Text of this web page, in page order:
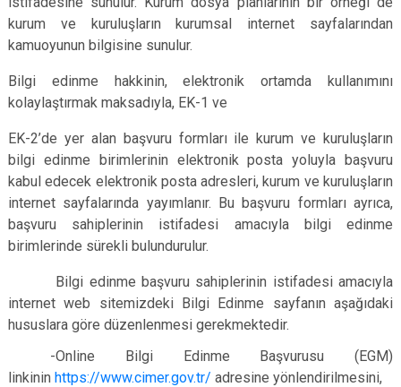
kurum ve kuruluşların kurumsal internet sayfalarından
kamuoyunun bilgisine sunulur.
Bilgi edinme hakkinin, elektronik ortamda kullanımını
kolaylaştırmak maksadıyla, EK-1 ve
EK-2’de yer alan başvuru formları ile kurum ve kuruluşların
bilgi edinme birimlerinin elektronik posta yoluyla başvuru
kabul edecek elektronik posta adresleri, kurum ve kuruluşların
internet sayfalarında yayımlanır. Bu başvuru formları ayrıca,
başvuru sahiplerinin istifadesi amacıyla bilgi edinme
birimlerinde sürekli bulundurulur.
Bilgi edinme başvuru sahiplerinin istifadesi amacıyla
internet web sitemizdeki Bilgi Edinme sayfanın aşağıdaki
hususlara göre düzenlenmesi gerekmektedir.
-Online Bilgi Edinme Başvurusu (EGM)
linkinin https://www.cimer.gov.tr/ adresine yönlendirilmesini,